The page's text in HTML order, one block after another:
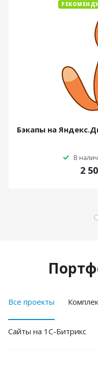
Бэкапы на
В
2
Все проекты
Cайты на 1С-Битрикс